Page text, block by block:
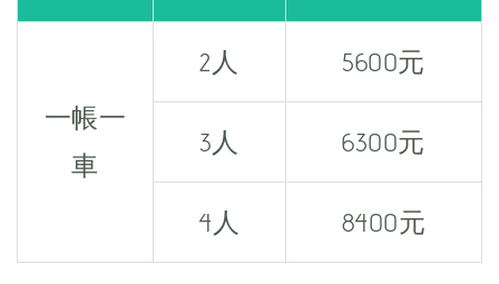
一帳一
車
2人 5600元
3人 6300元
4人 8400元